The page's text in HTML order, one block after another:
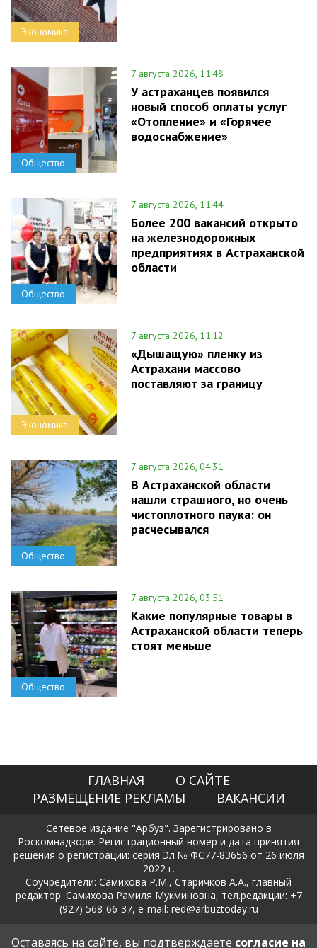
Экономика
Общество
7 августа 2026, 11:48
У астраханцев появился
новый способ оплаты услуг
«Отопление» и «Горячее
водоснабжение»
Общество
7 августа 2026, 11:44
Более 200 вакансий открыто
на железнодорожных
предприятиях в Астраханской
области
Экономика
7 августа 2026, 11:12
«Дышащую» пленку из
Астрахани массово
поставляют за границу
Общество
7 августа 2026, 04:31
В Астраханской области
нашли страшного, но очень
чистоплотного паука: он
расчесывался
Общество
7 августа 2026, 03:51
Какие популярные товары в
Астраханской области теперь
стоят меньше
ГЛАВНАЯ
О САЙТЕ
РАЗМЕЩЕНИЕ РЕКЛАМЫ
ВАКАНСИИ
Сетевое издание "Арбуз". Зарегистрировано в
Роскомнадзоре. Регистрационный номер и дата принятия
решения о регистрации: серия Эл № ФС77-83656 от 26 июля
2022 г.
Соучредители: Самихова Р.М., Старичков А.А., главный
редактор: Самихова Рамиля Мукминовна, тел.редакции: +7
(927) 568-66-37, e-mail: red@arbuztoday.ru
Политика в отношении обработки и защиты персональных
Оставаясь на сайте, вы подтверждаете согласие на